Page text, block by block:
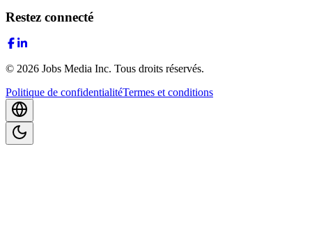
Restez connecté
© 2026 Jobs Media Inc. Tous droits réservés.
Politique de confidentialitéTermes et conditions